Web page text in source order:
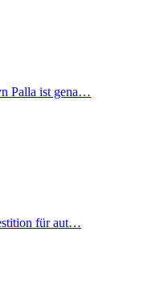
Palla ist gena…
für aut…